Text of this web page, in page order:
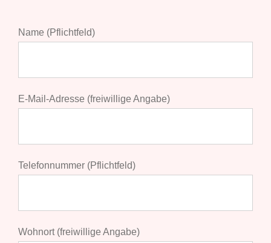
Name (Pflicht­feld)
E‑Mail-Adres­se (frei­wil­li­ge Angabe)
Tele­fon­num­mer (Pflicht­feld)
Wohn­ort (frei­wil­li­ge Angabe)